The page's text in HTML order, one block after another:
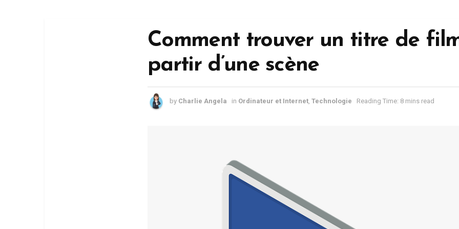
Comment trouver un titre de
partir d’une scène
by Charlie Angela in Ordinateur et Internet Technologie Reading Time: 8 mins read